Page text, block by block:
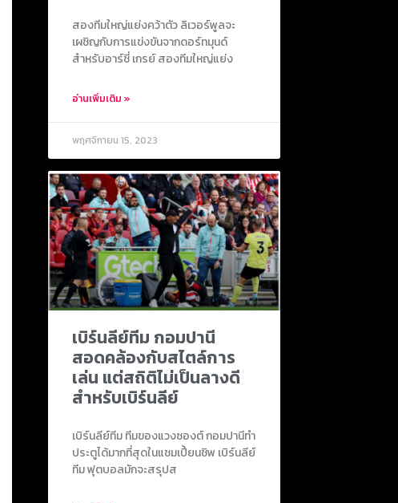
สองทีมใหญ่แย่งคว้าตัว ลิเวอร์พูลจะ
เผชิญกับการแข่งขันจากดอร์ทมุนด์
สำหรับอาร์ชี่ เกรย์ สองทีมใหญ่แย่ง
อ่านเพิ่มเติม »
พฤศจิกายน 15, 2023
เบิร์นลีย์ทีม กอมปานี
สอดคล้องกับสไตล์การ
เล่น แต่สถิติไม่เป็นลางดี
สำหรับเบิร์นลีย์
เบิร์นลีย์ทีม ทีมของแวงซองต์ กอมปานีทำ
ประตูได้มากที่สุดในแชมเปี้ยนชิพ เบิร์นลีย์
ทีม ฟุตบอลมักจะสรุปส